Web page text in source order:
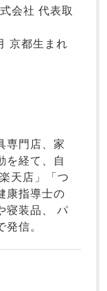
冬
ボーイズ長袖
前開
ボーイズかぶ
り
上着
ボーイズ
会社 代表取
京都生まれ
専門店、家
を経て、自
天店」「つ
康指導士の
寝装品、 パ
発信。